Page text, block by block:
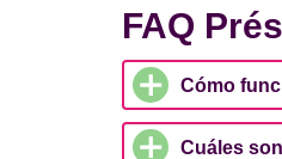
FAQ
Cómo
Cuáles